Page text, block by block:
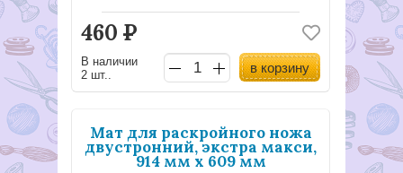
460 Р
В наличии
2 шт..
в корзину
Мат для раскройного ножа
двустронний, экстра макси,
914 мм x 609 мм